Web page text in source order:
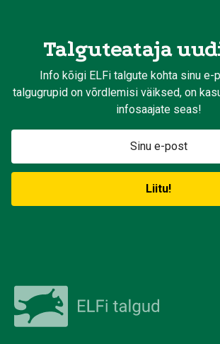
Talguteataja
Info kõigi ELFi talgute kohta sinu e-
talgugrupid on võrdlemisi väiksed, on
infosaajate seas!